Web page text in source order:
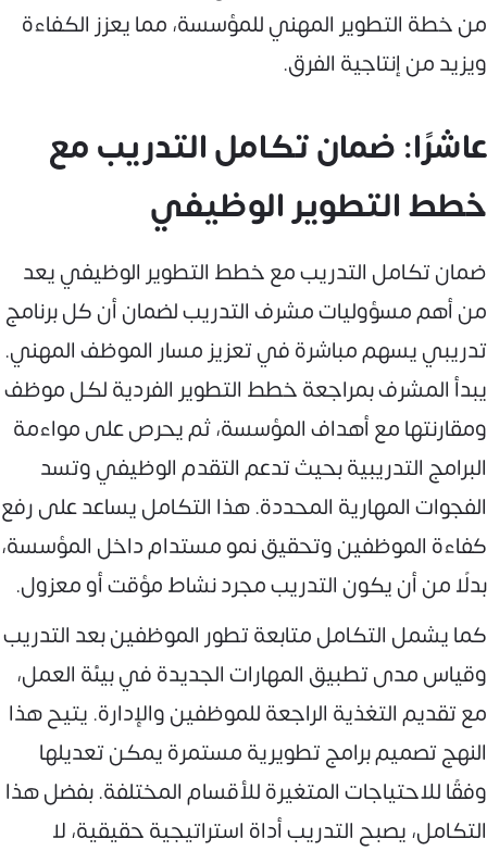
من خطة التطوير المهني للمؤسسة، مما يعزز الكفاءة
ويزيد من إنتاجية الفرق.
عاشرًا: ضمان تكامل التدريب مع
خطط التطوير الوظيفي
ضمان تكامل التدريب مع خطط التطوير الوظيفي يعد
من أهم مسؤوليات مشرف التدريب لضمان أن كل برنامج
تدريبي يسهم مباشرة في تعزيز مسار الموظف المهني.
يبدأ المشرف بمراجعة خطط التطوير الفردية لكل موظف
ومقارنتها مع أهداف المؤسسة، ثم يحرص على مواءمة
البرامج التدريبية بحيث تدعم التقدم الوظيفي وتسد
الفجوات المهارية المحددة. هذا التكامل يساعد على رفع
كفاءة الموظفين وتحقيق نمو مستدام داخل المؤسسة،
بدلًا من أن يكون التدريب مجرد نشاط مؤقت أو معزول.
كما يشمل التكامل متابعة تطور الموظفين بعد التدريب
وقياس مدى تطبيق المهارات الجديدة في بيئة العمل،
مع تقديم التغذية الراجعة للموظفين والإدارة. يتيح هذا
النهج تصميم برامج تطويرية مستمرة يمكن تعديلها
وفقًا للاحتياجات المتغيرة للأقسام المختلفة. بفضل هذا
التكامل، يصبح التدريب أداة استراتيجية حقيقية، لا